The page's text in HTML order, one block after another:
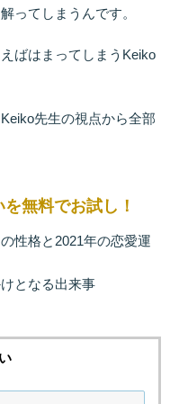
ってしまうんです。
ばはまってしまうKeiko
先生の視点から全部
無料でお試し！
性格と2021年の恋愛運
となる出来事